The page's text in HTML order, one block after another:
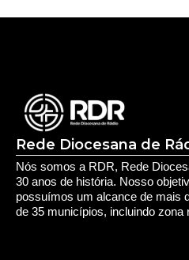
Rede Diocesana de
Nós somos a RDR, Rede
30 anos de história. Nosso
possuímos um alcance de mais
de 35 municípios, incluindo zona